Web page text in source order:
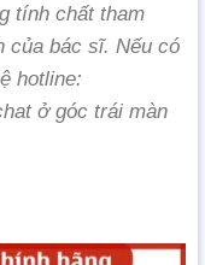
tính chất tham
của bác sĩ. Nếu có
hotline:
ở góc trái màn